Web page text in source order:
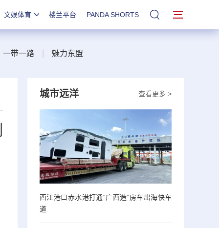
文娱体育 楼兰平台 PANDA SHORTS 站内搜索
一带一路 魅力东盟
查看更多 >
城市远洋
西江港口赤水港打通“广西造”房车出海快车
道